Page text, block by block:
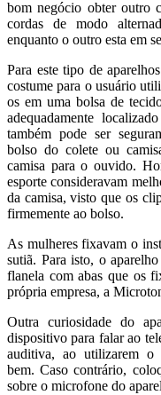
bom negócio obter outro
cordas de modo
enquanto o outro esta em
Para este tipo de
costume para o usuário
os em uma bolsa de
adequadamente
também pode ser
bolso do colete ou
camisa para o ouvido.
esporte consideravam
da camisa, visto que os
firmemente ao bolso.
As mulheres fixavam o
sutiã. Para isto, o
flanela com abas que os
própria empresa, a
Outra curiosidade do
dispositivo para falar ao
auditiva, ao utilizarem o
bem. Caso contrário,
sobre o microfone do